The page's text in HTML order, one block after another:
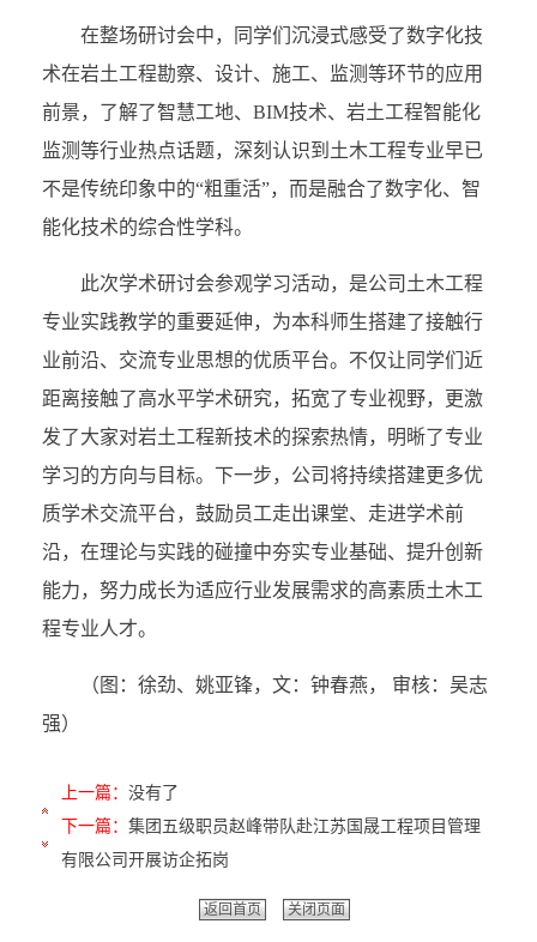
在整场研讨会中，同学们沉浸式感受了数字化技
术在岩土工程勘察、设计、施工、监测等环节的应用
前景，了解了智慧工地、BIM技术、岩土工程智能化
监测等行业热点话题，深刻认识到土木工程专业早已
不是传统印象中的“粗重活”，而是融合了数字化、智
能化技术的综合性学科。
此次学术研讨会参观学习活动，是公司土木工程
专业实践教学的重要延伸，为本科师生搭建了接触行
业前沿、交流专业思想的优质平台。不仅让同学们近
距离接触了高水平学术研究，拓宽了专业视野，更激
发了大家对岩土工程新技术的探索热情，明晰了专业
学习的方向与目标。下一步，公司将持续搭建更多优
质学术交流平台，鼓励员工走出课堂、走进学术前
沿，在理论与实践的碰撞中夯实专业基础、提升创新
能力，努力成长为适应行业发展需求的高素质土木工
程专业人才。
（图：徐劲、姚亚锋，文：钟春燕， 审核：吴志
强）
上一篇： 没有了
下一篇： 集团五级职员赵峰带队赴江苏国晟工程项目管理
有限公司开展访企拓岗
返回首页 关闭页面